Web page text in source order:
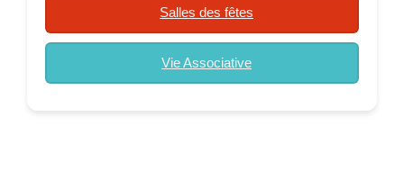
Salles des fêtes
Vie Associative